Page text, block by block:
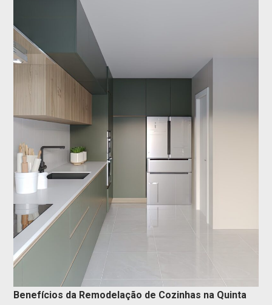
Benefícios da Remodelação de Cozinhas na Quinta